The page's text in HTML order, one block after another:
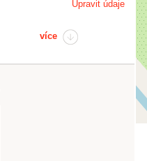
Upravit údaje
více